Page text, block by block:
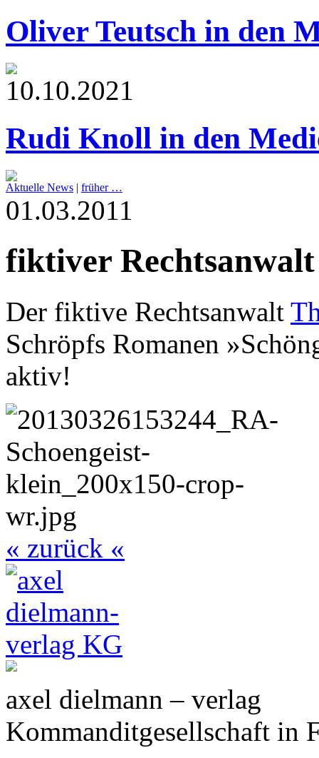
Oliver Teutsch in den
10.10.2021
Rudi Knoll in den
Aktuelle News | früher …
01.03.2011
fiktiver Rechtsanwalt
Der fiktive Rechtsanwalt
Schröpfs Romanen
aktiv!
« zurück «
axel dielmann – verlag
Kommanditgesellschaft in